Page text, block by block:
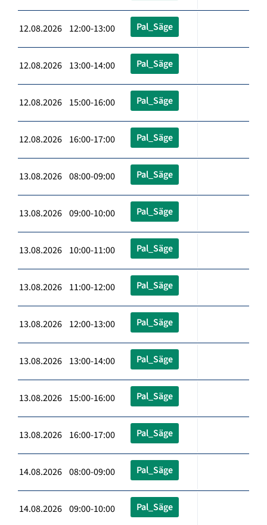
12.08.2026 12:00-13:00 Pal_Säge
12.08.2026 13:00-14:00 Pal_Säge
12.08.2026 15:00-16:00 Pal_Säge
12.08.2026 16:00-17:00 Pal_Säge
13.08.2026 08:00-09:00 Pal_Säge
13.08.2026 09:00-10:00 Pal_Säge
13.08.2026 10:00-11:00 Pal_Säge
13.08.2026 11:00-12:00 Pal_Säge
13.08.2026 12:00-13:00 Pal_Säge
13.08.2026 13:00-14:00 Pal_Säge
13.08.2026 15:00-16:00 Pal_Säge
13.08.2026 16:00-17:00 Pal_Säge
14.08.2026 08:00-09:00 Pal_Säge
14.08.2026 09:00-10:00 Pal_Säge